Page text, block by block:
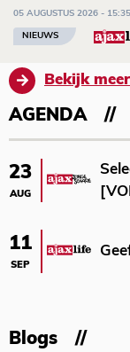
05 AUGUSTUS 2026 - 15:35
NIEUWS
Bekijk meer
AGENDA
23
AUG
11
SEP
Blogs